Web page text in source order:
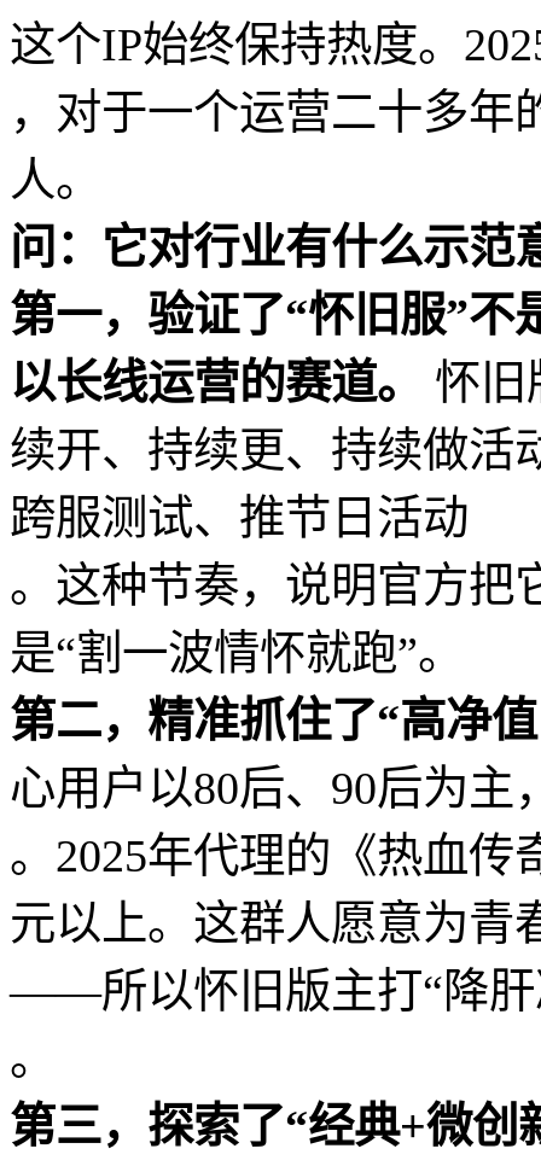
这个IP始终保持热度。
，对于一个运营二十多年
人。
问：它对行业有什么示范
第一，验证了“怀旧服”不
以长线运营的赛道。
怀旧
续开、持续更、持续做
跨服测试、推节日活动
。这种节奏，说明官方把
是“割一波情怀就跑”。
第二，精准抓住了“高净
心用户以80后、90后为
。2025年代理的《热血
元以上。这群人愿意为青
——所以怀旧版主打“降肝
。
第三，探索了“经典+微创